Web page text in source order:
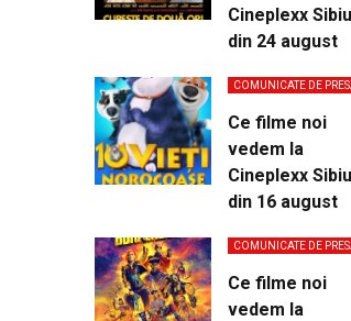
Cineplexx Sibiu
din 24 august
COMUNICATE DE
Ce filme noi
vedem la
Cineplexx Sibiu
din 16 august
COMUNICATE DE
Ce filme noi
vedem la